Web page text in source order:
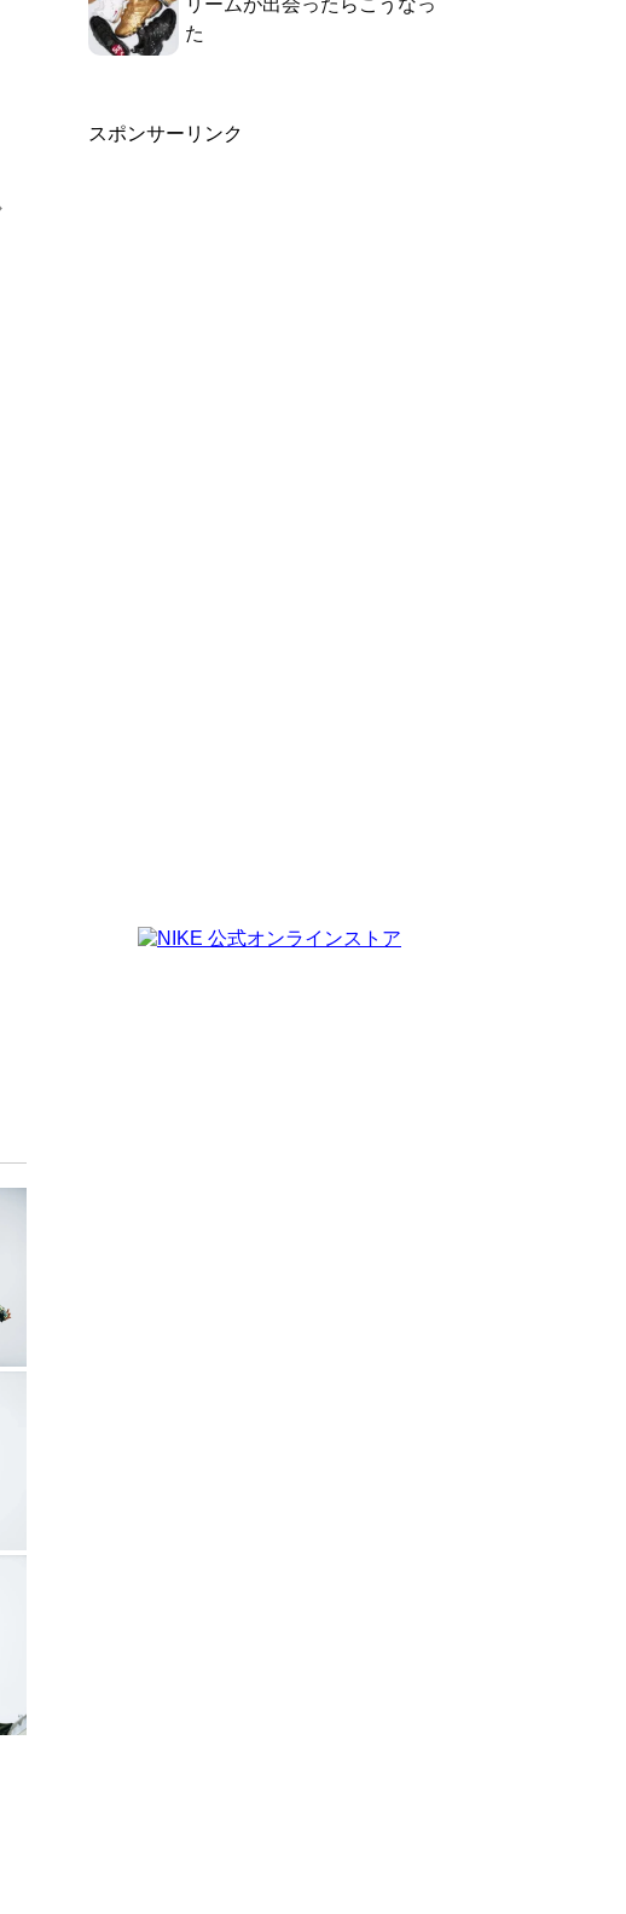
リームが出会ったらこうなっ
た
スポンサーリンク